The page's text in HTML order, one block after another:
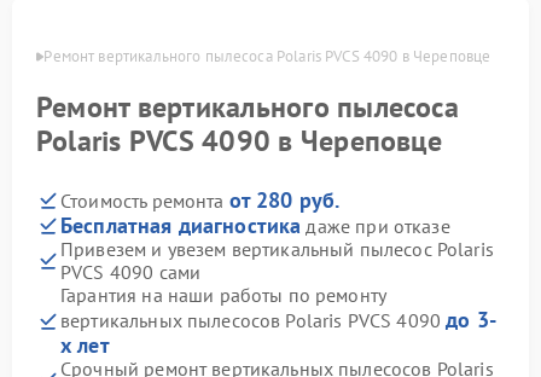
Ремонт вертикального пылесоса Polaris PVCS 4090 в Череповце
Ремонт вертикального пылесоса
Polaris PVCS 4090 в Череповце
Стоимость ремонта от 280 руб.
Бесплатная диагностика даже при отказе
Привезем и увезем вертикальный пылесос Polaris
PVCS 4090 сами
Гарантия на наши работы по ремонту
вертикальных пылесосов Polaris PVCS 4090до 3-
х лет
Срочный ремонт вертикальных пылесосов Polaris